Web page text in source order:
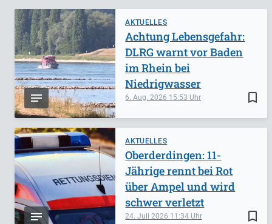
AKTUELLES
bookmark_border
6. Aug. 2026 15:53
Achtung Lebensgefahr:
DLRG warnt vor Baden
im Rhein bei
Niedrigwasser
AKTUELLES
bookmark_border
24. Juli 2026 11:34
Oberderdingen: 11-
Jährige rennt bei Rot
über Ampel und wird
schwer verletzt